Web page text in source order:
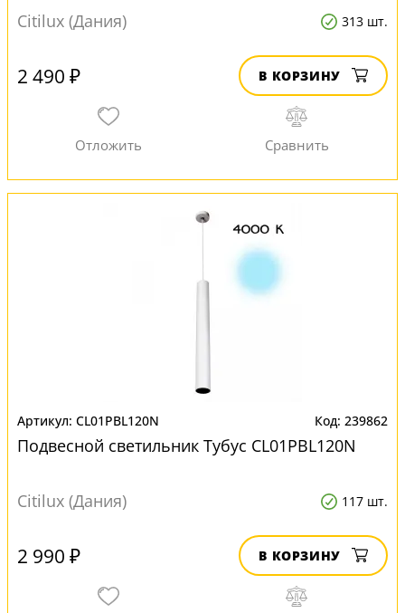
Citilux (Дания) 313 шт.
2 490 ₽ В КОРЗИНУ
CL01PBL120N 239862
Подвесной светильник Тубус CL01PBL120N
Citilux (Дания) 117 шт.
2 990 ₽ В КОРЗИНУ